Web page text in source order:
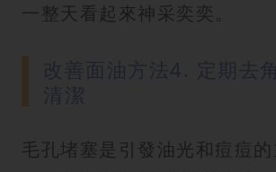
一整天看起來神采奕奕。
毛孔堵塞是引發油光和痘痘